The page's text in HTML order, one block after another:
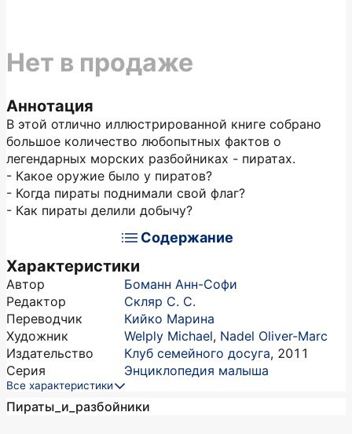
Аннотация
В этой отлично иллюстрированной книге собрано
большое количество любопытных фактов о
легендарных морских разбойниках - пиратах.
- Какое оружие было у пиратов?
- Когда пираты поднимали свой флаг?
- Как пираты делили добычу?
Содержание
Характеристики
Автор
Боманн Анн-Софи
Редактор
Скляр С. С.
Переводчик
Кийко Марина
Художник
Welply Michael, Nadel Oliver-Marc
Издательство
Клуб семейного досуга, 2011
Серия
Энциклопедия малыша
Все характеристики
Пираты_и_разбойники
Нет в продаже